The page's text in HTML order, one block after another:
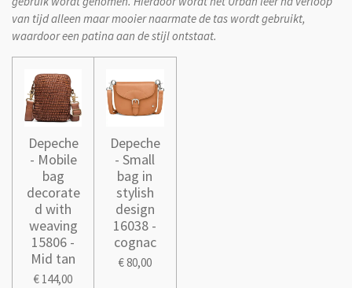
van tijd alleen maar mooier naarmate de tas wordt gebruikt,
waardoor een patina aan de stijl ontstaat.
Depeche
- Mobile
bag
decorate
d with
weaving
15806 -
Mid tan
€ 144,00
Depeche
- Small
bag in
stylish
design
16038 -
cognac
€ 80,00